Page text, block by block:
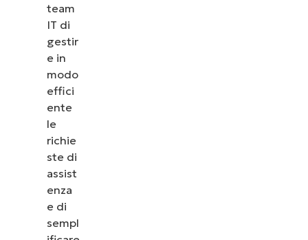
team
IT di
gestir
e in
modo
effici
ente
le
richie
ste di
assist
enza
e di
sempl